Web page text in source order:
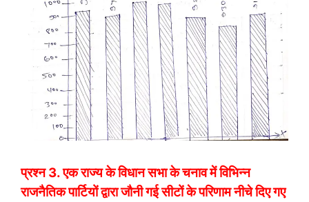
प्रश्न 3.एक राज्य के विधान सभा के चनाव में विभिन्न
राजनैतिक पार्टियों द्वारा जौनी गई सीटों के परिणाम नीचे दिए गए